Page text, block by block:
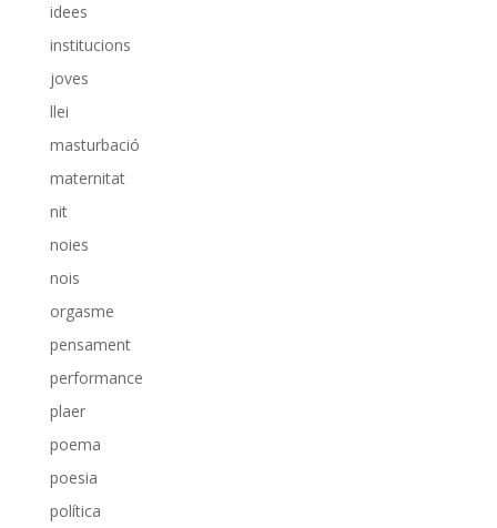
idees
institucions
joves
llei
masturbació
maternitat
nit
noies
nois
orgasme
pensament
performance
plaer
poema
poesia
política